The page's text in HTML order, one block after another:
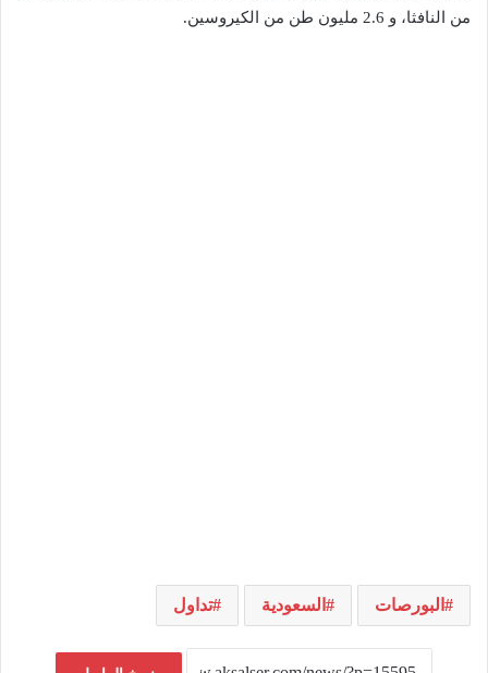
من النافثا، و 2.6 مليون طن من الكيروسين.
البورصات السعودية تداول